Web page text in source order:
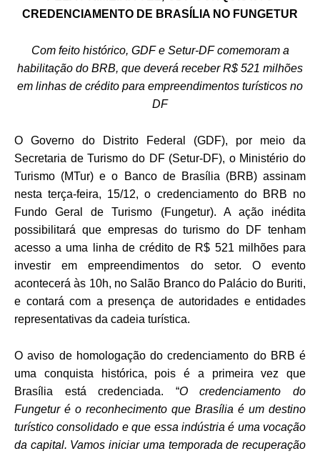
CREDENCIAMENTO DE BRASÍLIA NO FUNGETUR
Com feito histórico, GDF e Setur-DF comemoram a
habilitação do BRB, que deverá receber R$ 521 milhões
em linhas de crédito para empreendimentos turísticos no
DF
O Governo do Distrito Federal (GDF), por meio da
Secretaria de Turismo do DF (Setur-DF), o Ministério do
Turismo (MTur) e o Banco de Brasília (BRB) assinam
nesta terça-feira, 15/12, o credenciamento do BRB no
Fundo Geral de Turismo (Fungetur). A ação inédita
possibilitará que empresas do turismo do DF tenham
acesso a uma linha de crédito de R$ 521 milhões para
investir em empreendimentos do setor. O evento
acontecerá às 10h, no Salão Branco do Palácio do Buriti,
e contará com a presença de autoridades e entidades
representativas da cadeia turística.
O aviso de homologação do credenciamento do BRB é
uma conquista histórica, pois é a primeira vez que
Brasília está credenciada. “O credenciamento do
Fungetur é o reconhecimento que Brasília é um destino
turístico consolidado e que essa indústria é uma vocação
da capital. Vamos iniciar uma temporada de recuperação